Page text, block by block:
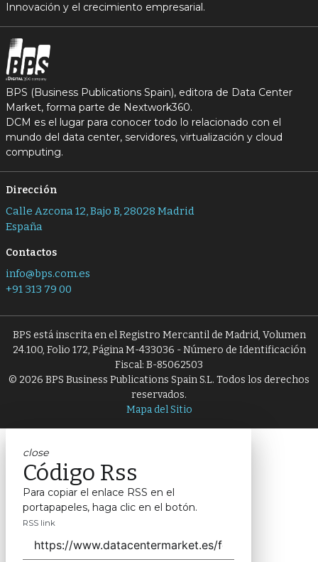
Innovación y el crecimiento empresarial.
BPS (Business Publications Spain), editora de Data Center
Market, forma parte de Nextwork360.
DCM es el lugar para conocer todo lo relacionado con el
mundo del data center, servidores, virtualización y cloud
computing.
Dirección
Calle Azcona 12, Bajo B, 28028 Madrid
España
Contactos
info@bps.com.es
+91 313 79 00
BPS está inscrita en el Registro Mercantil de Madrid, Volumen
24.100, Folio 172, Página M-433036 - Número de Identificación
Fiscal: B-85062503
© 2026 BPS Business Publications Spain S.L. Todos los derechos
reservados.
Mapa del Sitio
close
Código Rss
Para copiar el enlace RSS en el
portapapeles, haga clic en el botón.
RSS link